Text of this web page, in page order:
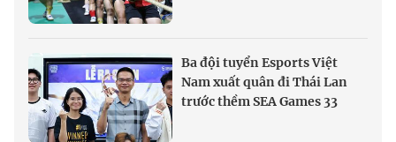
Ba đội tuyển Esports Việt
Nam xuất quân đi Thái Lan
trước thềm SEA Games 33